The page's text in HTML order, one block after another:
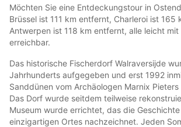
Möchten Sie eine Entdeckungstour in
Brüssel ist 111 km entfernt, Charleroi ist 165
Antwerpen ist 118 km entfernt, alle leicht mit
erreichbar.
Das historische Fischerdorf Walraversijde
Jahrhunderts aufgegeben und erst 1992
Sanddünen vom Archäologen Marnix
Das Dorf wurde seitdem teilweise
Museum wurde errichtet, das die
einzigartigen Ortes nachzeichnet. Jeden